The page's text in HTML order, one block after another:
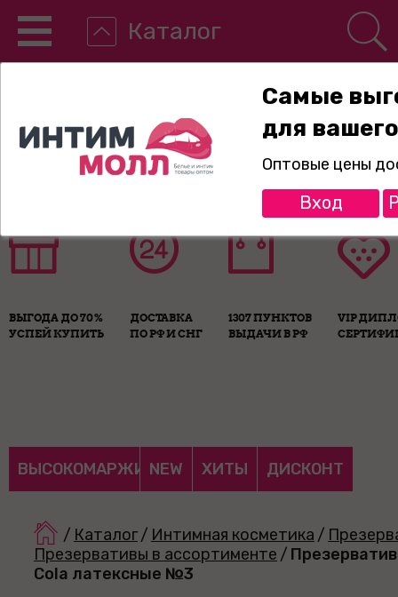
Каталог
8-800-775-89-65
ВЫГОДА ДО 70%
УСПЕЙ КУПИТЬ
ДОСТАВКА
ПО РФ И СНГ
1307 ПУНКТОВ
ВЫДАЧИ В РФ
VIP
ВЫСОКОМАРЖИНАЛЬНЫЕ
NEW ХИТЫ ДИСКОНТ
/ Каталог/ Интимная косметика /
Презервативы в ассортименте /
Cola латексные №3
Самые
для
Оптовые цены
Вход